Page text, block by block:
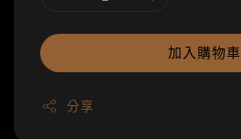
加入購物車
分享